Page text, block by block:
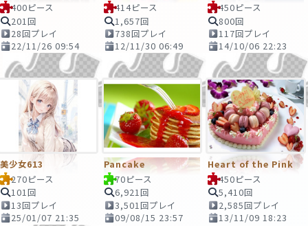
400ピース
201回
28回プレイ
22/11/26 09:54
414ピース
1,657回
738回プレイ
12/11/30 06:49
450ピース
800回
117回プレイ
14/10/06 22:23
美少女613
270ピース
101回
13回プレイ
25/01/07 21:35
Pancake
70ピース
6,921回
3,501回プレイ
09/08/15 23:57
Heart of the Pink
450ピース
5,410回
2,585回プレイ
13/11/09 18:23